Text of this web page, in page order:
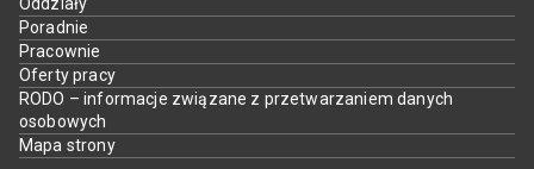
Poradnie
Pracownie
Oferty pracy
RODO – informacje związane z przetwarzaniem danych
osobowych
Mapa strony